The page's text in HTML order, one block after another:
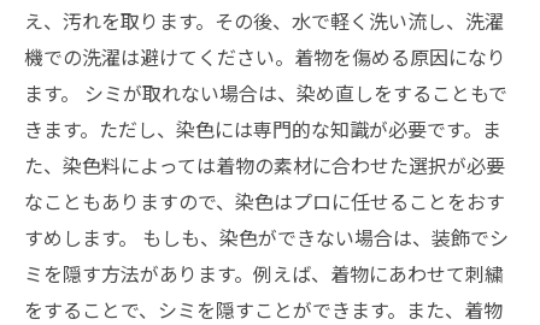
え、汚れを取ります。その後、水で軽く洗い流し、洗濯
機での洗濯は避けてください。着物を傷める原因になり
ます。 シミが取れない場合は、染め直しをすることもで
きます。ただし、染色には専門的な知識が必要です。ま
た、染色料によっては着物の素材に合わせた選択が必要
なこともありますので、染色はプロに任せることをおす
すめします。 もしも、染色ができない場合は、装飾でシ
ミを隠す方法があります。例えば、着物にあわせて刺繍
をすることで、シミを隠すことができます。また、着物